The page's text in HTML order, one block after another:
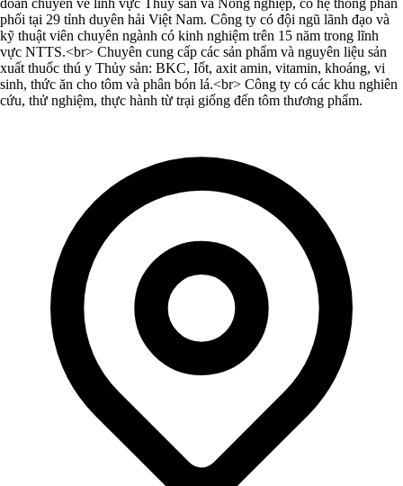
đoàn chuyên về lĩnh vực Thủy sản và Nông nghiệp, có hệ thống phân
phối tại 29 tỉnh duyên hải Việt Nam. Công ty có đội ngũ lãnh đạo và
kỹ thuật viên chuyên ngành có kinh nghiệm trên 15 năm trong lĩnh
vực NTTS.<br> Chuyên cung cấp các sản phẩm và nguyên liệu sản
xuất thuốc thú y Thủy sản: BKC, Iốt, axit amin, vitamin, khoáng, vi
sinh, thức ăn cho tôm và phân bón lá.<br> Công ty có các khu nghiên
cứu, thử nghiệm, thực hành từ trại giống đến tôm thương phẩm.